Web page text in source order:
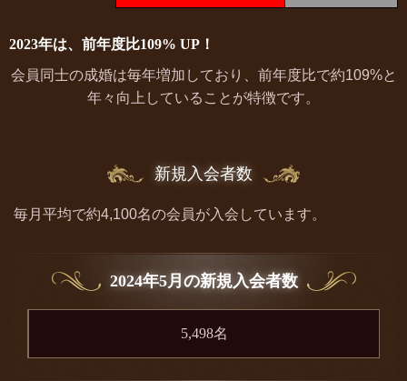
2023年は、前年度比109% UP！
会員同士の成婚は毎年増加しており、前年度比で約109%と
年々向上していることが特徴です。
新規入会者数
毎月平均で約4,100名の会員が入会しています。
2024年5月の新規入会者数
5,498名